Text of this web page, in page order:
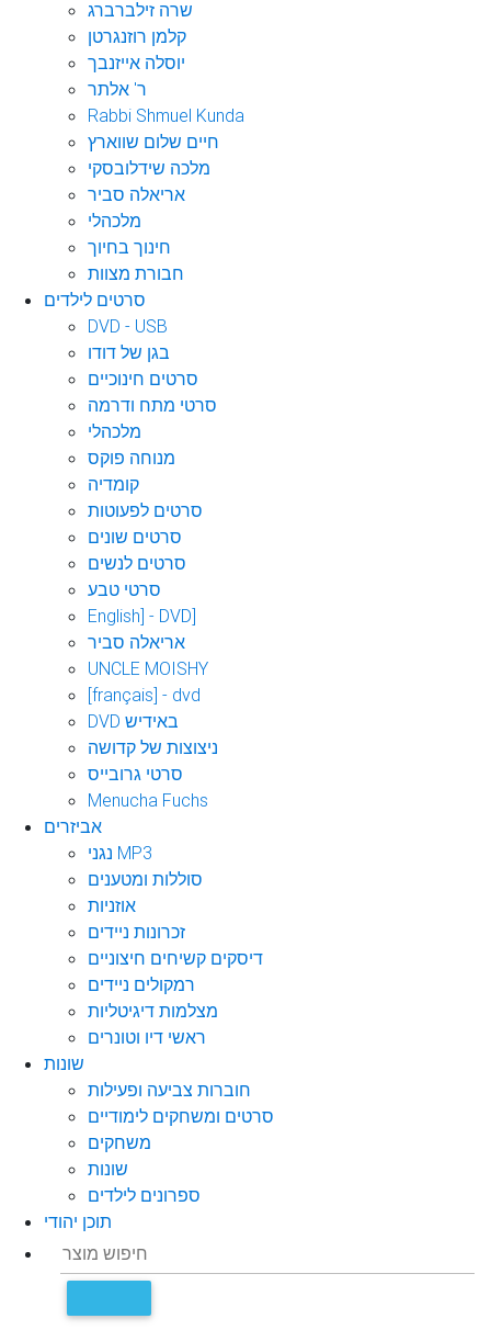
שרה זילברברג
קלמן רוזנגרטן
יוסלה אייזנבך
ר' אלתר
Rabbi Shmuel Kunda
חיים שלום שווארץ
מלכה שידלובסקי
אריאלה סביר
מלכהלי
חינוך בחיוך
חבורת מצוות
סרטים לילדים
DVD - USB
בגן של דודו
סרטים חינוכיים
סרטי מתח ודרמה
מלכהלי
מנוחה פוקס
קומדיה
סרטים לפעוטות
סרטים שונים
סרטים לנשים
סרטי טבע
English] - DVD]
אריאלה סביר
UNCLE MOISHY
[français] - dvd
DVD באידיש
ניצוצות של קדושה
סרטי גרובייס
Menucha Fuchs
אביזרים
נגני MP3
סוללות ומטענים
אוזניות
זכרונות ניידים
דיסקים קשיחים חיצוניים
רמקולים ניידים
מצלמות דיגיטליות
ראשי דיו וטונרים
שונות
חוברות צביעה ופעילות
סרטים ומשחקים לימודיים
משחקים
שונות
ספרונים לילדים
תוכן יהודי